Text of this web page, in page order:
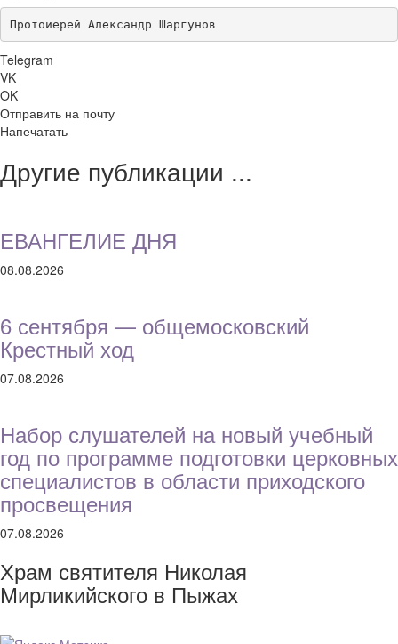
Протоиерей Александр Шаргунов
Telegram
VK
OK
Отправить на почту
Напечатать
Другие публикации ...
ЕВАНГЕЛИЕ ДНЯ
08.08.2026
6 сентября — общемосковский
Крестный ход
07.08.2026
Набор слушателей на новый учебный
год по программе подготовки церковных
специалистов в области приходского
просвещения
07.08.2026
Храм святителя Николая
Мирликийского в Пыжах